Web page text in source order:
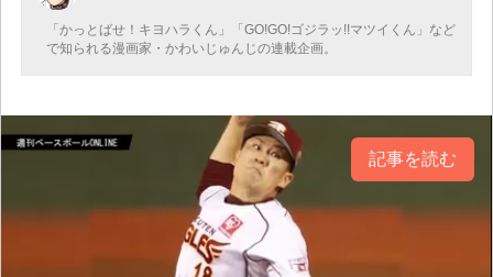
「かっとばせ！キヨハラくん」「GO!GO!ゴジラッ!!マツイくん」など
で知られる漫画家・かわいじゅんじの連載企画。
記事を読む